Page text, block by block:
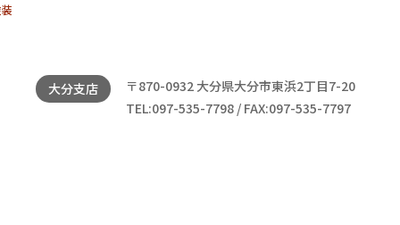
大分支店
〒870-0932 大分県大分市東浜2丁目7-20
TEL:097-535-7798 / FAX:097-535-7797